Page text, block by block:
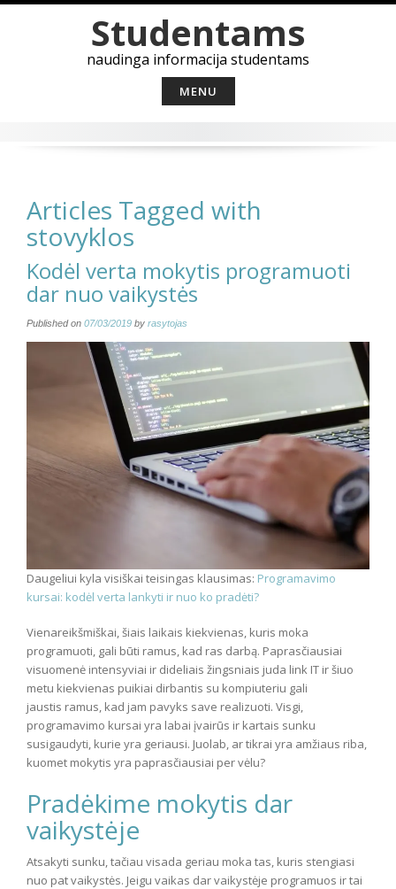
Studentams
naudinga informacija studentams
MENU
Articles Tagged with
stovyklos
Kodėl verta mokytis programuoti
dar nuo vaikystės
Published on 07/03/2019 by rasytojas
Daugeliui kyla visiškai teisingas klausimas: Programavimo
kursai: kodėl verta lankyti ir nuo ko pradėti?
Vienareikšmiškai, šiais laikais kiekvienas, kuris moka
programuoti, gali būti ramus, kad ras darbą. Paprasčiausiai
visuomenė intensyviai ir dideliais žingsniais juda link IT ir šiuo
metu kiekvienas puikiai dirbantis su kompiuteriu gali
jaustis ramus, kad jam pavyks save realizuoti. Visgi,
programavimo kursai yra labai įvairūs ir kartais sunku
susigaudyti, kurie yra geriausi. Juolab, ar tikrai yra amžiaus riba,
kuomet mokytis yra paprasčiausiai per vėlu?
Pradėkime mokytis dar
vaikystėje
Atsakyti sunku, tačiau visada geriau moka tas, kuris stengiasi
nuo pat vaikystės. Jeigu vaikas dar vaikystėje programuos ir tai